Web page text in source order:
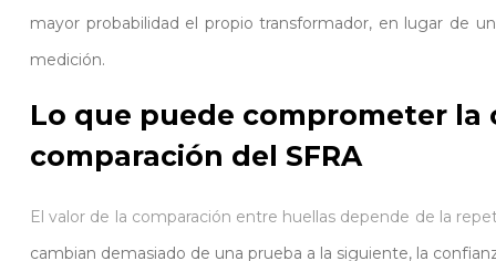
mayor probabilidad el propio transformador, en lugar de
medición.
Lo que puede comprometer la
comparación del SFRA
El valor de la comparación entre huellas depende de la
cambian demasiado de una prueba a la siguiente, la